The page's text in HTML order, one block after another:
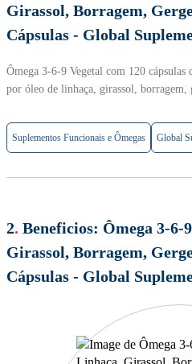
Girassol, Borragem,
Cápsulas - Global
Ômega 3-6-9 Vegetal com 120
por óleo de linhaça, girassol, borragem,
Suplementos Funcionais e Ômegas Global
2. Beneficios: Ômega 3-6-
Girassol, Borragem,
Cápsulas - Global